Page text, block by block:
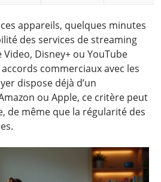
appareils, quelques minutes
des services de streaming
Disney+ ou YouTube
commerciaux avec les
dispose déjà d’un
ou Apple, ce critère peut
de même que la régularité des